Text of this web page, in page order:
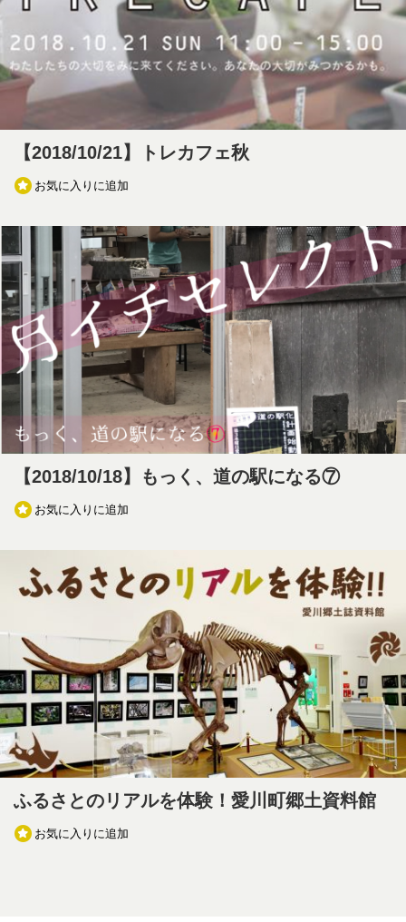
【2018/10/21】トレカフェ秋
お気に入りに追加
【2018/10/18】もっく、道の駅になる⑦
お気に入りに追加
ふるさとのリアルを体験！愛川町郷土資料館
お気に入りに追加